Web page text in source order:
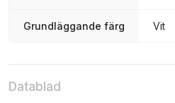
Grundläggande färg Vit
Datablad